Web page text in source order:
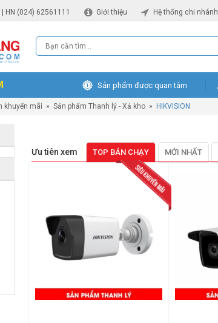
HN (024) 62561111 Giới thiệu Hệ thống chi nhánh
Sản phẩm được quan tâm
khuyến mãi » Sản phẩm Thanh lý - Xả kho » HIKVISION
Ưu tiên xem TOP BÁN CHẠY MỚI NHẤT